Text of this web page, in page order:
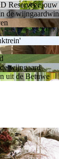
Reserveer
de
wijngaard
uit de Betuwe